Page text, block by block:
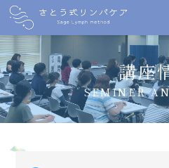
講座
SEMINER